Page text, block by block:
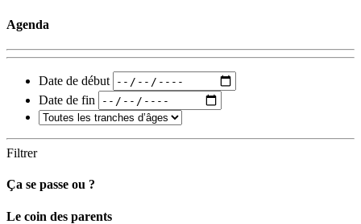
Agenda
Date de début
Date de fin
Filtrer
Ça se passe ou ?
Carto
Le coin des parents